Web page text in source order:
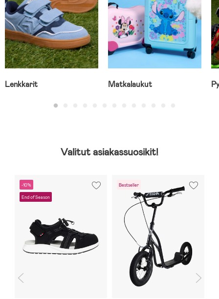
Lenkkarit Matkalaukut
Valitut asiakassuosikit!
-10%
End of Season
Bestseller